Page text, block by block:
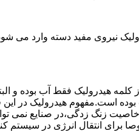
نیروی مفید دسته وارد می
هیدرولیک فقط آب بوده و
است.مفهوم هیدرولیک در
زنگ زدگی،در صنایع نمی
انتقال انرژی در سیستم